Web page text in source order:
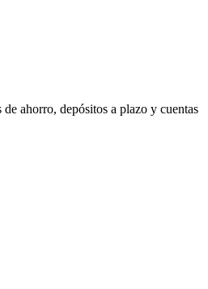
ahorro, depósitos a plazo y cuentas